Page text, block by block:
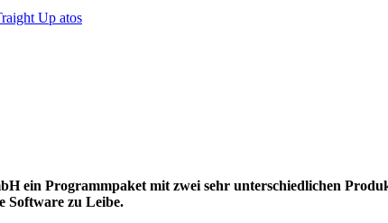
Up atos
ein Programmpaket mit zwei sehr unterschiedlichen
Software zu Leibe.